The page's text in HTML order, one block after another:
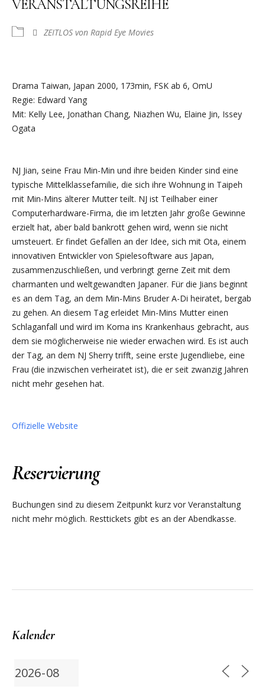
VERANSTALTUNGSREIHE
ZEITLOS von Rapid Eye Movies
Drama Taiwan, Japan 2000, 173min, FSK ab 6, OmU
Regie: Edward Yang
Mit: Kelly Lee, Jonathan Chang, Niazhen Wu, Elaine Jin, Issey
Ogata
NJ Jian, seine Frau Min-Min und ihre beiden Kinder sind eine
typische Mittelklassefamilie, die sich ihre Wohnung in Taipeh
mit Min-Mins älterer Mutter teilt. NJ ist Teilhaber einer
Computerhardware-Firma, die im letzten Jahr große Gewinne
erzielt hat, aber bald bankrott gehen wird, wenn sie nicht
umsteuert. Er findet Gefallen an der Idee, sich mit Ota, einem
innovativen Entwickler von Spielesoftware aus Japan,
zusammenzuschließen, und verbringt gerne Zeit mit dem
charmanten und weltgewandten Japaner. Für die Jians beginnt
es an dem Tag, an dem Min-Mins Bruder A-Di heiratet, bergab
zu gehen. An diesem Tag erleidet Min-Mins Mutter einen
Schlaganfall und wird im Koma ins Krankenhaus gebracht, aus
dem sie möglicherweise nie wieder erwachen wird. Es ist auch
der Tag, an dem NJ Sherry trifft, seine erste Jugendliebe, eine
Frau (die inzwischen verheiratet ist), die er seit zwanzig Jahren
nicht mehr gesehen hat.
Offizielle Website
Reservierung
Buchungen sind zu diesem Zeitpunkt kurz vor Veranstaltung
nicht mehr möglich. Resttickets gibt es an der Abendkasse.
Kalender